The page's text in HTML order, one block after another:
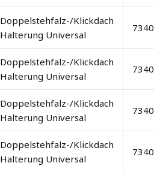
Doppelstehfalz-/Klickdach
Halterung Universal
Doppelstehfalz-/Klickdach
Halterung Universal
Doppelstehfalz-/Klickdach
Halterung Universal
Doppelstehfalz-/Klickdach
Halterung Universal